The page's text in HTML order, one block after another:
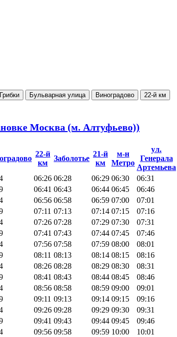
Грибки Бульварная улица Виноградово
22-й км
Москва (м. Алтуфьево))
22-й
км
Заболотье
21-й
км
м-н
Метро
ул.
Генерала
Артемьева
06:26 06:28 06:29 06:30
06:31
06:41 06:43 06:44 06:45
06:46
06:56 06:58 06:59 07:00
07:01
07:11 07:13 07:14 07:15
07:16
07:26 07:28 07:29 07:30
07:31
07:41 07:43 07:44 07:45
07:46
07:56 07:58 07:59 08:00
08:01
08:11 08:13 08:14 08:15
08:16
08:26 08:28 08:29 08:30
08:31
08:41 08:43 08:44 08:45
08:46
08:56 08:58 08:59 09:00
09:01
09:11 09:13 09:14 09:15
09:16
09:26 09:28 09:29 09:30
09:31
09:41 09:43 09:44 09:45
09:46
09:56 09:58 09:59 10:00
10:01